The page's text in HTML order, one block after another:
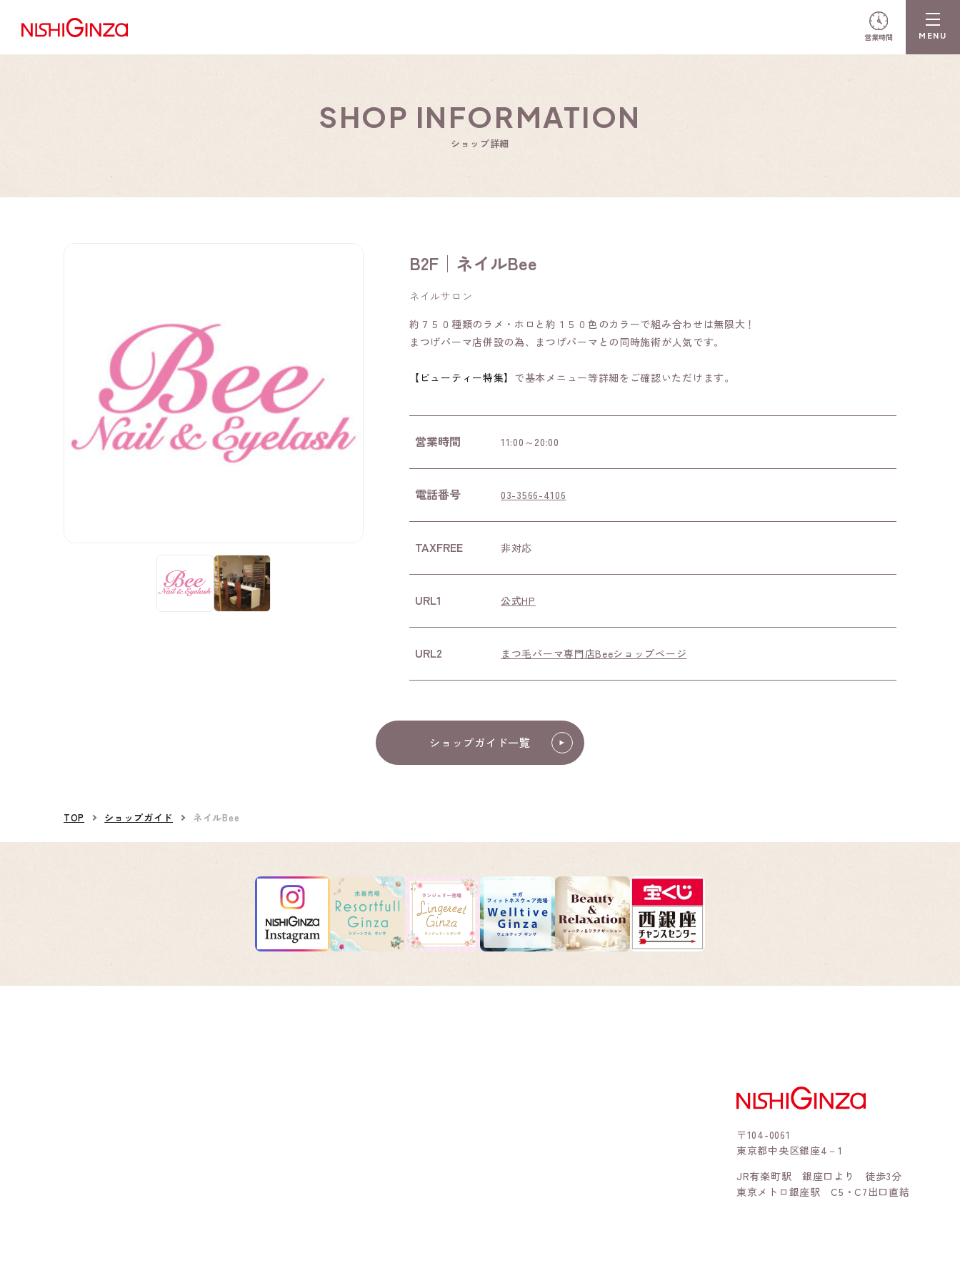
営業時間
SHOP INFORMATION
ショップ詳細
B2F│ネイルBee
ネイルサロン
約７５０種類のラメ・ホロと約１５０色のカラーで組み合わせは無限大！
まつげパーマ店併設の為、まつげパーマとの同時施術が人気です。
【ビューティー特集】 で基本メニュー等詳細をご確認いただけます。
営業時間 11:00～20:00
電話番号 03-3566-4106
TAXFREE 非対応
URL1 公式HP
URL2 まつ毛パーマ専門店Beeショップページ
ショップガイド一覧
TOP ショップガイド ネイルBee
〒104-0061
東京都中央区銀座4－1
JR有楽町駅 銀座口より 徒歩3分
東京メトロ銀座駅 C5・C7出口直結